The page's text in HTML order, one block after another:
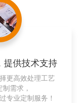
提供技术支持
更高效处理工艺
需求，
专业定制服务！